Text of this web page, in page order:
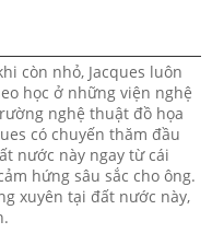
còn nhỏ, Jacques luôn
học ở những viện nghệ
nghệ thuật đồ họa
có chuyến thăm đầu
nước này ngay từ cái
hứng sâu sắc cho ông.
xuyên tại đất nước này,